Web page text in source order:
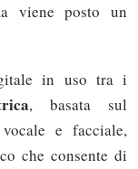
viene posto un
in uso tra i
, basata sul
e facciale,
che consente di